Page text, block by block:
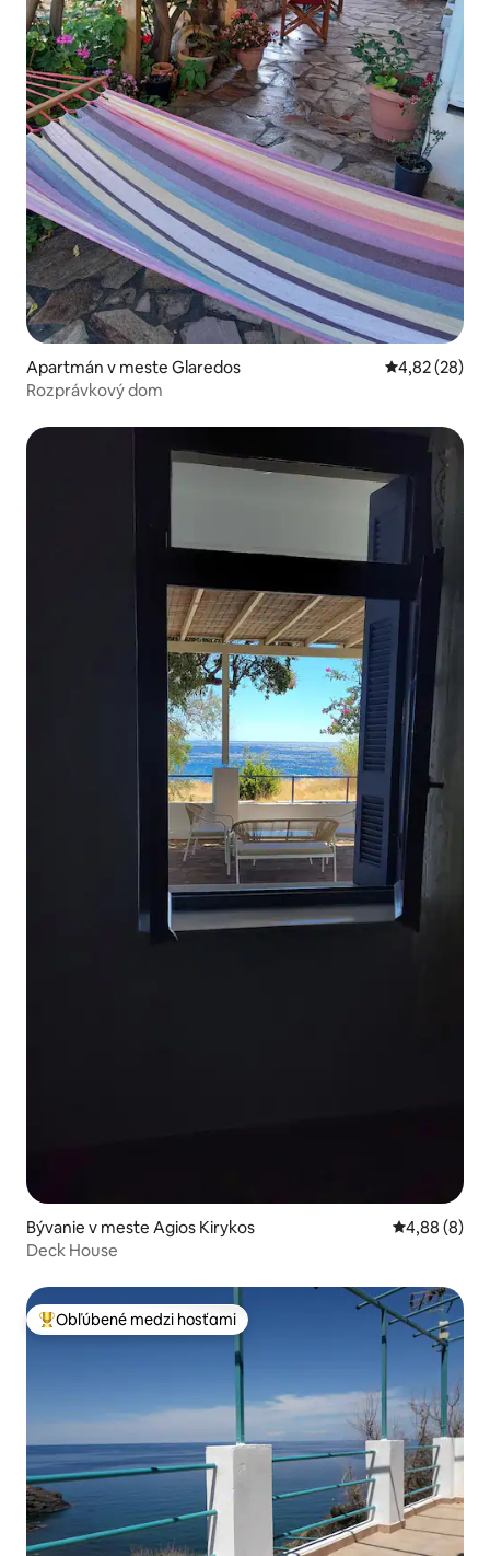
Apartmán v meste Glaredos Priemerné
4,82 (28)
Rozprávkový dom
Bývanie v meste Agios Kirykos Priemerné
4,88 (8)
Deck House
Najobľúbenejšie medzi hosťami
Obľúbené medzi hosťami